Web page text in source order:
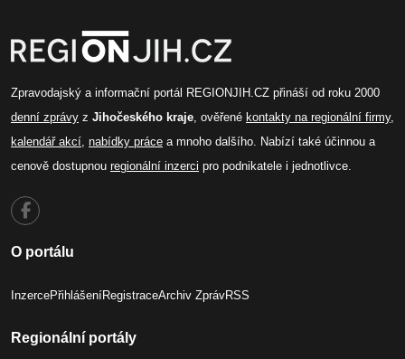
Zpravodajský a informační portál REGIONJIH.CZ přináší od roku 2000
denní zprávy z Jihočeského kraje, ověřené kontakty na regionální firmy,
kalendář akcí, nabídky práce a mnoho dalšího. Nabízí také účinnou a
cenově dostupnou regionální inzerci pro podnikatele i jednotlivce.
O portálu
InzercePřihlášeníRegistraceArchiv ZprávRSS
Regionální portály